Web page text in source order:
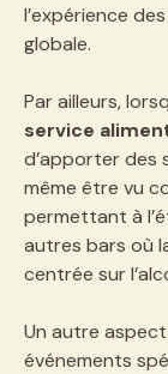
l’expérience
globale.
Par ailleurs,
service
d’apporter des
même être vu
permettant à
autres bars où
centrée sur
Un autre
événements